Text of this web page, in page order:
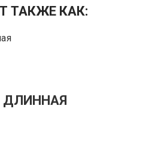
ТАКЖЕ КАК:
ДЛИННАЯ